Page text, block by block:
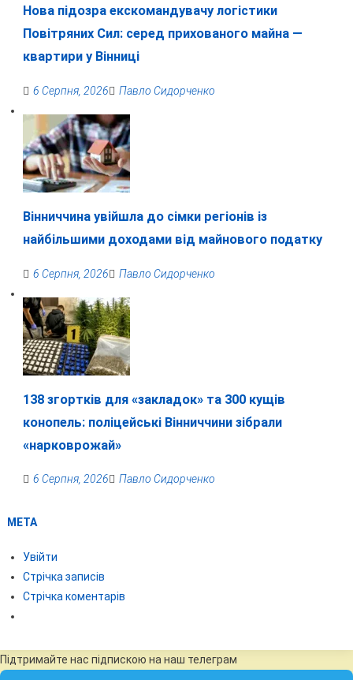
Нова підозра екскомандувачу логістики
Повітряних Сил: серед прихованого майна —
квартири у Вінниці
6 Серпня, 2026 Павло Сидорченко
Вінниччина увійшла до сімки регіонів із
найбільшими доходами від майнового податку
6 Серпня, 2026 Павло Сидорченко
138 згортків для «закладок» та 300 кущів
конопель: поліцейські Вінниччини зібрали
«нарковрожай»
6 Серпня, 2026 Павло Сидорченко
МЕТА
Увійти
Стрічка записів
Стрічка коментарів
Підтримайте нас підпискою на наш телеграм